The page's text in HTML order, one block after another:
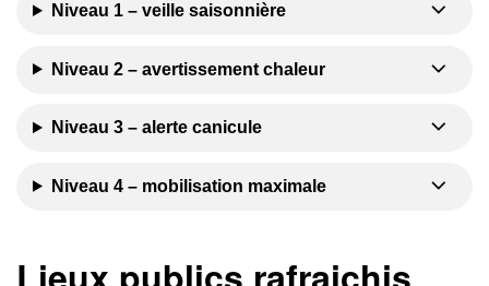
Niveau 1 – veille saisonnière
Niveau 2 – avertissement chaleur
Niveau 3 – alerte canicule
Niveau 4 – mobilisation maximale
Lieux publics rafraichis